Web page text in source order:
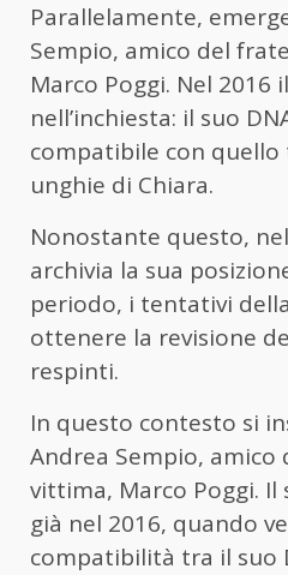
Parallelamente,
Sempio, amico del
Marco Poggi. Nel 2016
nell’inchiesta: il suo
compatibile con
unghie di Chiara.
Nonostante questo,
archivia la sua
periodo, i tentativi
ottenere la revisione
respinti.
In questo contesto si
Andrea Sempio, amico
vittima, Marco Poggi. Il
già nel 2016, quando
compatibilità tra il suo